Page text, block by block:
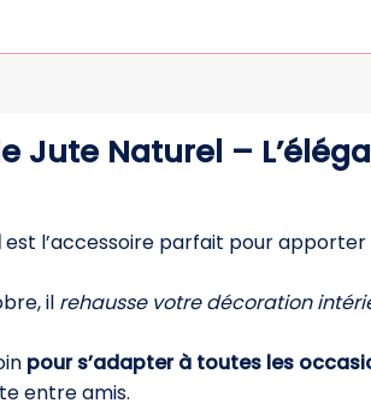
Jute Naturel –
est l’accessoire parfait pour
il rehausse votre décoration
pour s’adapter à toutes les
entre amis.